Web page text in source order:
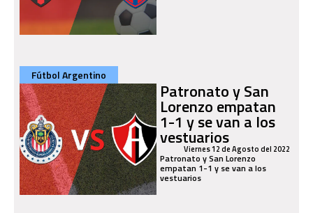
Fútbol Argentino
Patronato y San
Lorenzo empatan
1-1 y se van a los
vestuarios
Viernes 12 de Agosto del 2022
Patronato y San Lorenzo
empatan 1-1 y se van a los
vestuarios